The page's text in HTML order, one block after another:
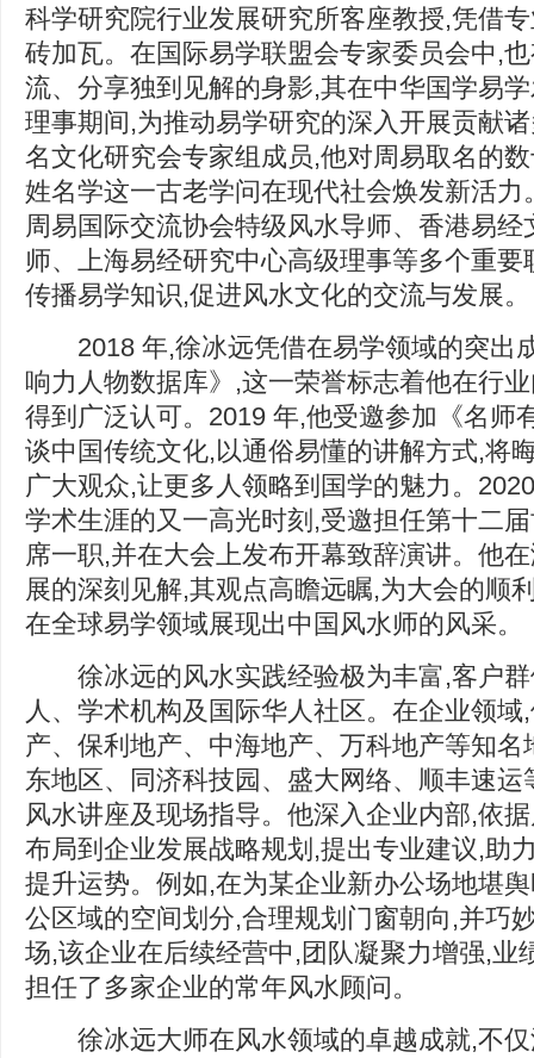
科学研究院行业发展研究所客座教授,凭借
砖加瓦。在国际易学联盟会专家委员会中,
流、分享独到见解的身影,其在中华国学易
理事期间,为推动易学研究的深入开展贡献
名文化研究会专家组成员,他对周易取名的
姓名学这一古老学问在现代社会焕发新活
周易国际交流协会特级风水导师、香港易
师、上海易经研究中心高级理事等多个重
传播易学知识,促进风水文化的交流与发展。
2018 年,徐冰远凭借在易学领域的突出
响力人物数据库》,这一荣誉标志着他在行
得到广泛认可。2019 年,他受邀参加《名师
谈中国传统文化,以通俗易懂的讲解方式,将
广大观众,让更多人领略到国学的魅力。
学术生涯的又一高光时刻,受邀担任第十二
席一职,并在大会上发布开幕致辞演讲。他
展的深刻见解,其观点高瞻远瞩,为大会的顺
在全球易学领域展现出中国风水师的风采。
徐冰远的风水实践经验极为丰富,客户群
人、学术机构及国际华人社区。在企业领
产、保利地产、中海地产、万科地产等知
东地区、同济科技园、盛大网络、顺丰速
风水讲座及现场指导。他深入企业内部,依
布局到企业发展战略规划,提出专业建议,助
提升运势。例如,在为某企业新办公场地堪
公区域的空间划分,合理规划门窗朝向,并巧
场,该企业在后续经营中,团队凝聚力增强,业
担任了多家企业的常年风水顾问。
徐冰远大师在风水领域的卓越成就,不仅